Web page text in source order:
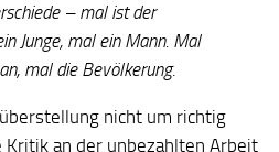
– mal ist der
Junge, mal ein Mann. Mal
mal die Bevölkerung.
nicht um richtig
Kritik an der unbezahlten Arbeit